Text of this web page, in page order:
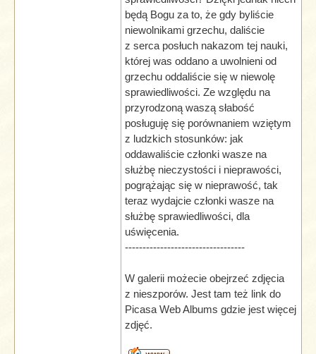
będą Bogu za to, że gdy byliście
niewolnikami grzechu, daliście
z serca posłuch nakazom tej nauki,
której was oddano a uwolnieni od
grzechu oddaliście się w niewolę
sprawiedliwości. Ze względu na
przyrodzoną waszą słabość
posługuję się porównaniem wziętym
z ludzkich stosunków: jak
oddawaliście członki wasze na
służbę nieczystości i nieprawości,
pogrążając się w nieprawość, tak
teraz wydajcie członki wasze na
służbę sprawiedliwości, dla
uświęcenia.
----------------------------------
W galerii możecie obejrzeć zdjęcia
z nieszporów. Jest tam też link do
Picasa Web Albums gdzie jest więcej
zdjęć.